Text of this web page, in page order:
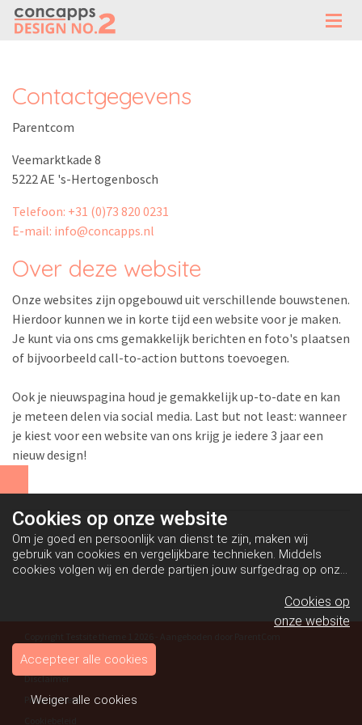
Contactgegevens
Parentcom
Veemarktkade 8
5222 AE 's-Hertogenbosch
Telefoon: +31 (0)73 820 0231
E-mail: info@concapps.nl
Over deze website
Onze websites zijn opgebouwd uit verschillende bouwstenen.
Hierdoor kunnen we in korte tijd een website voor je maken.
Je kunt via ons cms gemakkelijk berichten en foto's plaatsen
of bijvoorbeeld call-to-action buttons toevoegen.
Ook je nieuwspagina houd je gemakkelijk up-to-date en kan
je meteen delen via social media. Last but not least: wanneer
je kiest voor een website van ons krijg je iedere 3 jaar een
nieuw design!
Algemene voorwaarden
Disclaimer
Privacybeleid
Cookies op onze website
Om je goed en persoonlijk van dienst te zijn, maken wij
gebruik van cookies en vergelijkbare technieken. Middels
cookies volgen wij en derde partijen jouw surfgedrag op onze
en dit maakt het voor jou mogelijk om informatie te delen via
Cookies op
onze website
Accepteer alle cookies
Weiger alle cookies